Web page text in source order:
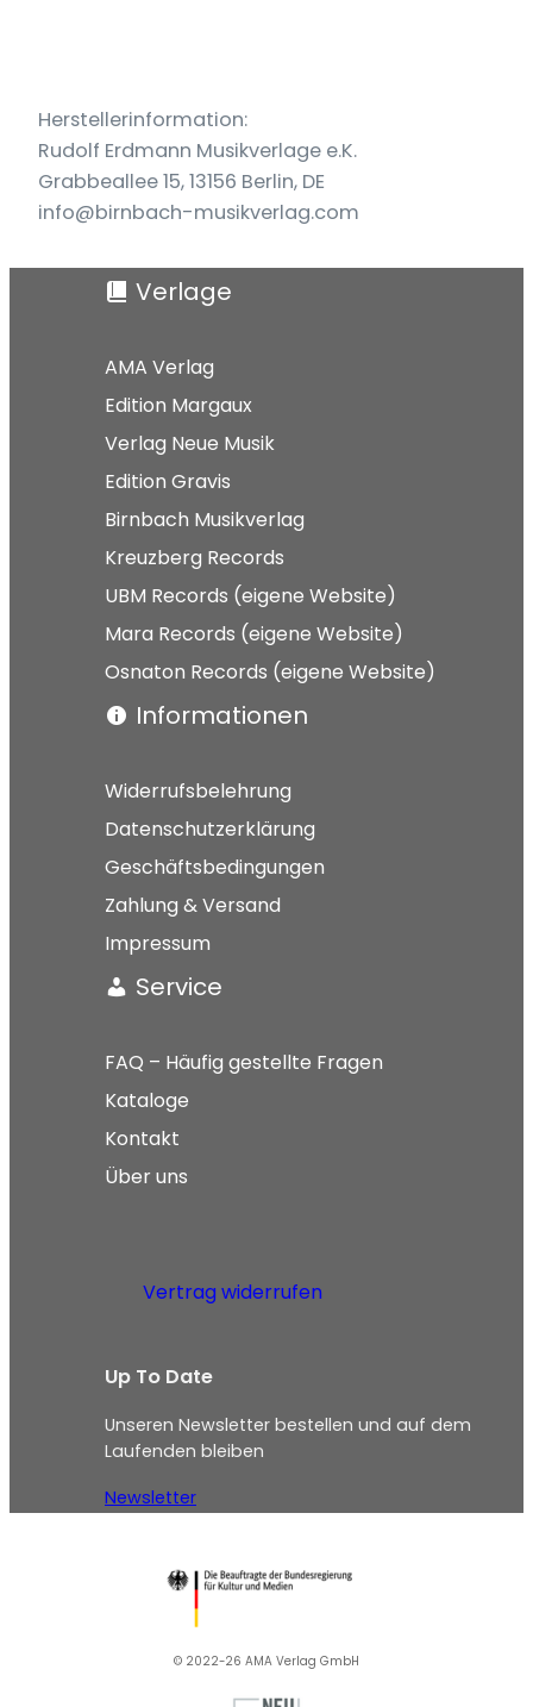
Herstellerinformation:
Rudolf Erdmann Musikverlage e.K.
Grabbeallee 15, 13156 Berlin, DE
info@birnbach-musikverlag.com
Verlage
AMA Verlag
Edition Margaux
Verlag Neue Musik
Edition Gravis
Birnbach Musikverlag
Kreuzberg Records
UBM Records (eigene Website)
Mara Records (eigene Website)
Osnaton Records (eigene Website)
Informationen
Widerrufsbelehrung
Datenschutzerklärung
Geschäftsbedingungen
Zahlung & Versand
Impressum
Service
FAQ – Häufig gestellte Fragen
Kataloge
Kontakt
Über uns
Vertrag widerrufen
Up To Date
Unseren Newsletter bestellen und auf dem
Laufenden bleiben
Newsletter
© 2022-26 AMA Verlag GmbH​